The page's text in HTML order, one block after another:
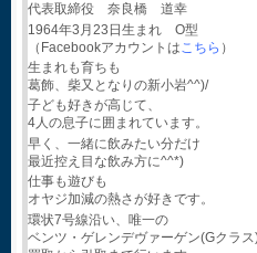
代表取締役 奈良橋 道幸
1964年3月23日生まれ O型
（Facebookアカウントは こちら ）
生まれも育ちも
葛飾、柴又となりの新小岩^^)/
子ども好きが高じて、
4人の息子に囲まれています。
早く、一緒に飲みたい分だけ
最近控え目な飲み方に^^*)
仕事も遊びも
オヤジ加減の熱さが好きです。
環状7号線沿い、唯一の
ベンツ・ゲレンデヴァーゲン(Gクラ